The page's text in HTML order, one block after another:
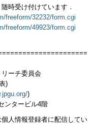
時受け付けています．
freeform/32232/form.cgi
freeform/49923/form.cgi
ーチ委員会
)
)
ンタービル4階
人情報登録者に配信してい